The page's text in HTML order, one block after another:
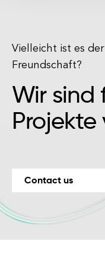
Vielleicht ist es
Freundschaft?
Wir sind
Projekte
Contact us